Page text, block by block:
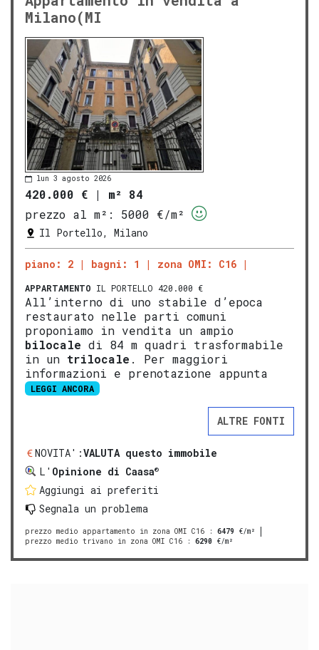
Milano(MI
lun 3 agosto 2026
420.000 € | m² 84
prezzo al m²:
5000 €/m²
Il Portello, Milano
piano: 2 bagni: 1 zona OMI: C16
APPARTAMENTO IL PORTELLO 420.000 €
All’interno di uno stabile d’epoca
restaurato nelle parti comuni
proponiamo in vendita un ampio
bilocale di 84 m quadri trasformabile
in un trilocale . Per maggiori
informazioni e prenotazione appunta
LEGGI ANCORA
ALTRE FONTI
NOVITA':VALUTA questo immobile
L' Opinione di Caasa®
Aggiungi ai preferiti
Segnala un problema
prezzo medio appartamento in zona OMI C16 : 6479 €/m²
prezzo medio trivano in zona OMI C16 : 6290 €/m²